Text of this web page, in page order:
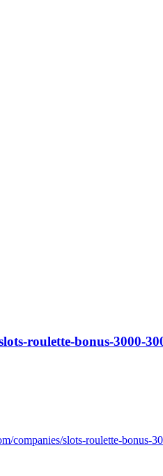
roulette-bonus-3000-
companies/slots-roulette-bonus-